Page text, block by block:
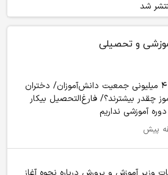
و تحصیلی
کاهش ۴ میلیونی جمعیت دانش‌آموزان/ دختران
چقدر بیشترند؟/ فارغ‌التحصیل بیکار
آموزشی نداریم